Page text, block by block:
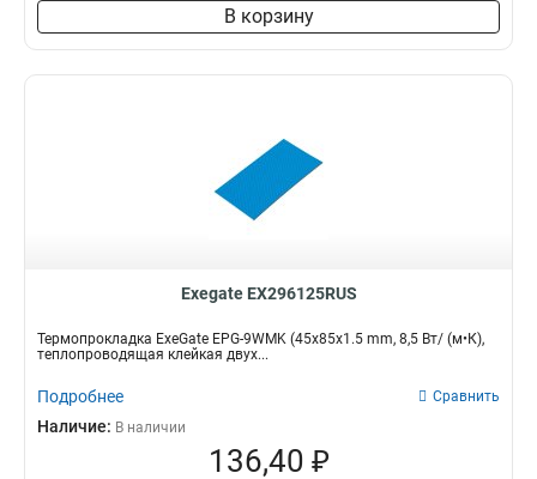
В корзину
Exegate EX296125RUS
Термопрокладка ExeGate EPG-9WMK (45x85x1.5 mm, 8,5 Вт/ (м•К),
теплопроводящая клейкая двух...
Подробнее Сравнить
Наличие: В наличии
136,40 ₽